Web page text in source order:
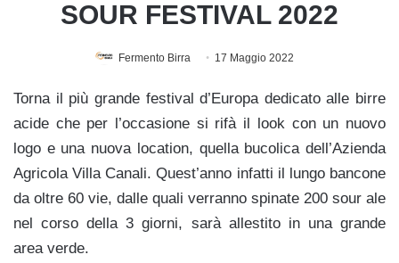
SOUR FESTIVAL 2022
Fermento Birra 17 Maggio 2022
Torna il più grande festival d’Europa dedicato alle birre
acide che per l’occasione si rifà il look con un nuovo
logo e una nuova location, quella bucolica dell’Azienda
Agricola Villa Canali. Quest’anno infatti il lungo bancone
da oltre 60 vie, dalle quali verranno spinate 200 sour ale
nel corso della 3 giorni, sarà allestito in una grande
area verde.